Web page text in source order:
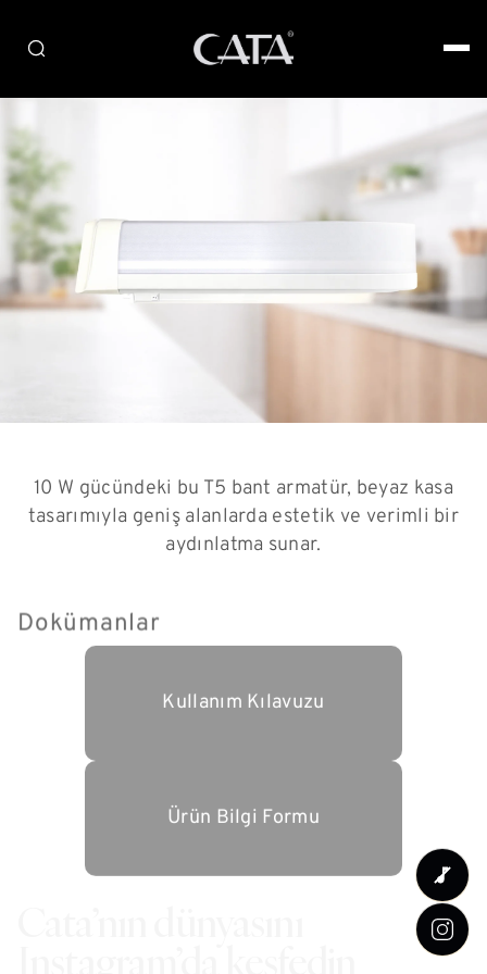
10 W gücündeki bu T5 bant armatür, beyaz kasa
tasarımıyla geniş alanlarda estetik ve verimli bir
aydınlatma sunar.
Dokümanlar
Kullanım Kılavuzu
Ürün Bilgi Formu